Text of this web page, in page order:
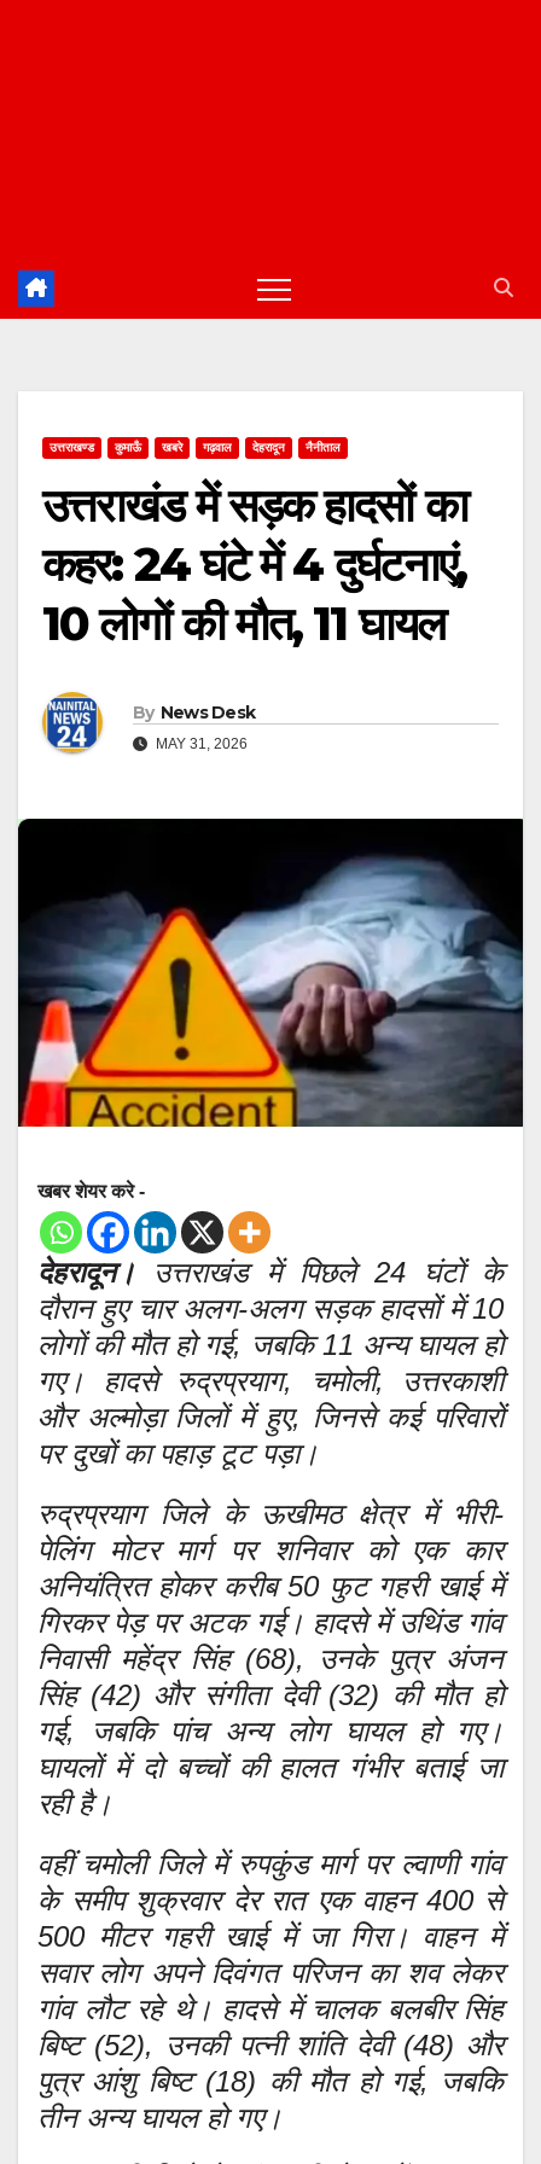
उत्तराखण्ड कुमाऊँ खबरे गढ़वाल देहरादून नैनीताल
उत्तराखंड में सड़क हादसों का
कहर: 24 घंटे में 4 दुर्घटनाएं,
10 लोगों की मौत, 11 घायल
By News Desk
MAY 31, 2026
खबर शेयर करे -
देहरादून। उत्तराखंड में पिछले 24 घंटों के
दौरान हुए चार अलग-अलग सड़क हादसों में 10
लोगों की मौत हो गई, जबकि 11 अन्य घायल हो
गए। हादसे रुद्रप्रयाग, चमोली, उत्तरकाशी
और अल्मोड़ा जिलों में हुए, जिनसे कई परिवारों
पर दुखों का पहाड़ टूट पड़ा।
रुद्रप्रयाग जिले के ऊखीमठ क्षेत्र में भीरी-
पेलिंग मोटर मार्ग पर शनिवार को एक कार
अनियंत्रित होकर करीब 50 फुट गहरी खाई में
गिरकर पेड़ पर अटक गई। हादसे में उथिंड गांव
निवासी महेंद्र सिंह (68), उनके पुत्र अंजन
सिंह (42) और संगीता देवी (32) की मौत हो
गई, जबकि पांच अन्य लोग घायल हो गए।
घायलों में दो बच्चों की हालत गंभीर बताई जा
रही है।
वहीं चमोली जिले में रुपकुंड मार्ग पर ल्वाणी गांव
के समीप शुक्रवार देर रात एक वाहन 400 से
500 मीटर गहरी खाई में जा गिरा। वाहन में
सवार लोग अपने दिवंगत परिजन का शव लेकर
गांव लौट रहे थे। हादसे में चालक बलबीर सिंह
बिष्ट (52), उनकी पत्नी शांति देवी (48) और
पुत्र आंशु बिष्ट (18) की मौत हो गई, जबकि
तीन अन्य घायल हो गए।